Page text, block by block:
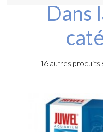
Dans
16 autres produits